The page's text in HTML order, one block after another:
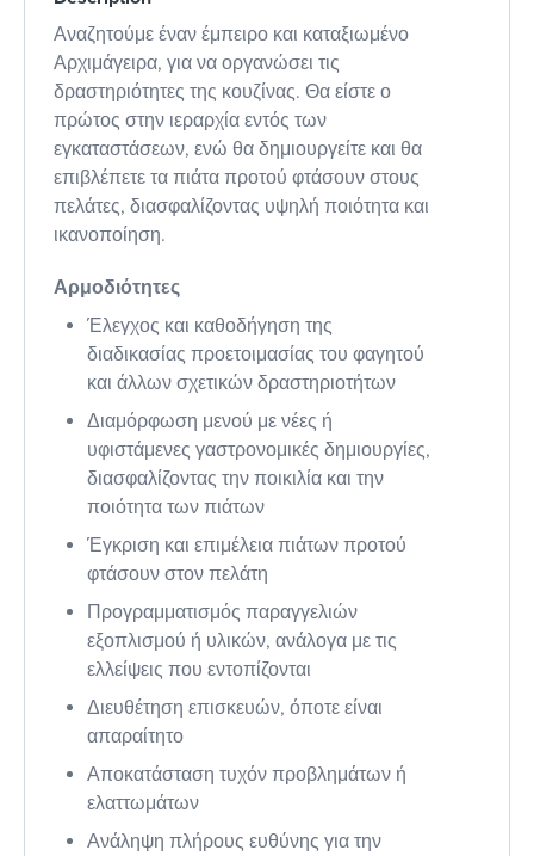
Αναζητούμε έναν έμπειρο και καταξιωμένο
Αρχιμάγειρα, για να οργανώσει τις
δραστηριότητες της κουζίνας. Θα είστε ο
πρώτος στην ιεραρχία εντός των
εγκαταστάσεων, ενώ θα δημιουργείτε και θα
επιβλέπετε τα πιάτα προτού φτάσουν στους
πελάτες, διασφαλίζοντας υψηλή ποιότητα και
ικανοποίηση.
Αρμοδιότητες
Έλεγχος και καθοδήγηση της
διαδικασίας προετοιμασίας του φαγητού
και άλλων σχετικών δραστηριοτήτων
Διαμόρφωση μενού με νέες ή
υφιστάμενες γαστρονομικές δημιουργίες,
διασφαλίζοντας την ποικιλία και την
ποιότητα των πιάτων
Έγκριση και επιμέλεια πιάτων προτού
φτάσουν στον πελάτη
Προγραμματισμός παραγγελιών
εξοπλισμού ή υλικών, ανάλογα με τις
ελλείψεις που εντοπίζονται
Διευθέτηση επισκευών, όποτε είναι
απαραίτητο
Αποκατάσταση τυχόν προβλημάτων ή
ελαττωμάτων
Ανάληψη πλήρους ευθύνης για την